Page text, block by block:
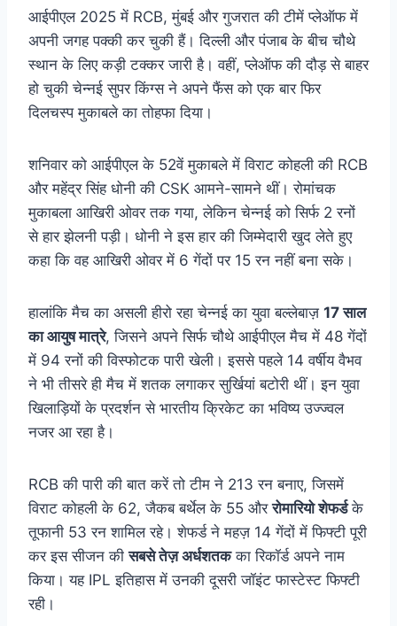
आईपीएल 2025 में RCB, मुंबई और गुजरात की टीमें प्लेऑफ में
अपनी जगह पक्की कर चुकी हैं। दिल्ली और पंजाब के बीच चौथे
स्थान के लिए कड़ी टक्कर जारी है। वहीं, प्लेऑफ की दौड़ से बाहर
हो चुकी चेन्नई सुपर किंग्स ने अपने फैंस को एक बार फिर
दिलचस्प मुकाबले का तोहफा दिया।
शनिवार को आईपीएल के 52वें मुकाबले में विराट कोहली की RCB
और महेंद्र सिंह धोनी की CSK आमने-सामने थीं। रोमांचक
मुकाबला आखिरी ओवर तक गया, लेकिन चेन्नई को सिर्फ 2 रनों
से हार झेलनी पड़ी। धोनी ने इस हार की जिम्मेदारी खुद लेते हुए
कहा कि वह आखिरी ओवर में 6 गेंदों पर 15 रन नहीं बना सके।
हालांकि मैच का असली हीरो रहा चेन्नई का युवा बल्लेबाज़ 17 साल
का आयुष मात्रे, जिसने अपने सिर्फ चौथे आईपीएल मैच में 48 गेंदों
में 94 रनों की विस्फोटक पारी खेली। इससे पहले 14 वर्षीय वैभव
ने भी तीसरे ही मैच में शतक लगाकर सुर्खियां बटोरी थीं। इन युवा
खिलाड़ियों के प्रदर्शन से भारतीय क्रिकेट का भविष्य उज्ज्वल
नजर आ रहा है।
RCB की पारी की बात करें तो टीम ने 213 रन बनाए, जिसमें
विराट कोहली के 62, जैकब बर्थेल के 55 औररोमारियो शेफर्डके
तूफानी 53 रन शामिल रहे। शेफर्ड ने महज़ 14 गेंदों में फिफ्टी पूरी
कर इस सीजन कीसबसे तेज़ अर्धशतकका रिकॉर्ड अपने नाम
किया। यह IPL इतिहास में उनकी दूसरी जॉइंट फास्टेस्ट फिफ्टी
रही।